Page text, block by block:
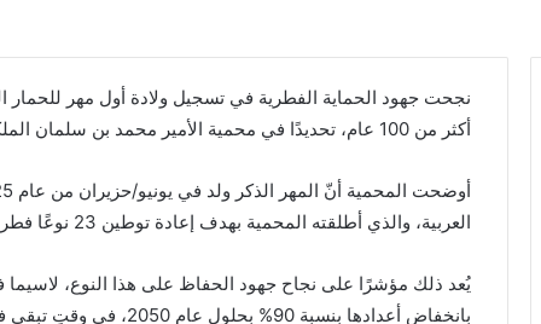
نجحت جهود الحماية الفطرية في تسجيل ولادة أول مهر للحمار
أكثر من 100 عام، تحديدًا في محمية الأمير محمد بن سلمان الملكية.
العربية، والذي أطلقته المحمية بهدف إعادة توطين 23 نوعًا فطريًا إلى موائلها الطبيعية السابقة.
بانخفاض أعدادها بنسبة 90% بحلول عام 2050، في وقتٍ تبقى فيه أقل من 600 منها في البرية حول العالم.